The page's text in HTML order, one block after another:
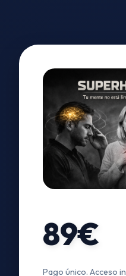
89€
Pago único. Acceso